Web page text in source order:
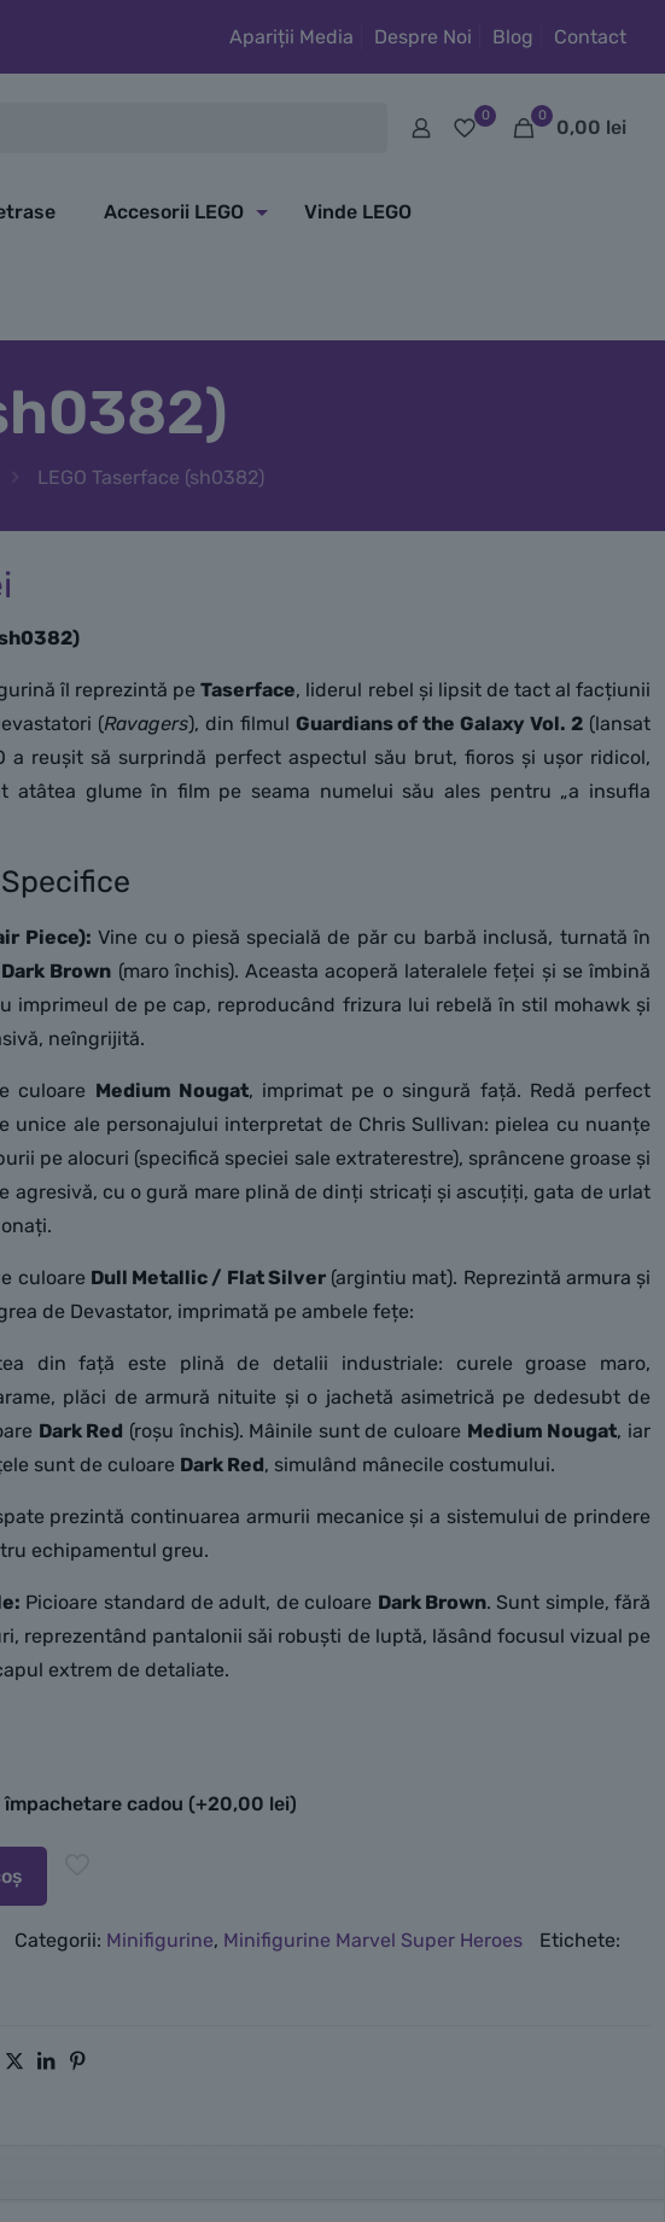
Apariții Media Despre Noi Blog Contact
0 0
0,00 lei
Accesorii LEGO Vinde LEGO
LEGO Taserface (sh0382)
îl reprezintă peTaserface, liderul rebel și lipsit de tact al facțiunii
(Ravagers), din filmul Guardians of the Galaxy Vol. 2 (lansat
a reușit să surprindă perfect aspectul său brut, fioros și ușor ridicol,
atâtea glume în film pe seama numelui său ales pentru „a insufla
Piece): Vine cu o piesă specială de păr cu barbă inclusă, turnată în
Dark Brown (maro închis). Aceasta acoperă lateralele feței și se îmbină
imprimeul de pe cap, reproducând frizura lui rebelă în stil mohawk și
neîngrijită.
culoare Medium Nougat, imprimat pe o singură față. Redă perfect
unice ale personajului interpretat de Chris Sullivan: pielea cu nuanțe
pe alocuri (specifică speciei sale extraterestre), sprâncene groase și
agresivă, cu o gură mare plină de dinți stricați și ascuțiți, gata de urlat
culoare Dull Metallic / Flat Silver(argintiu mat). Reprezintă armura și
de Devastator, imprimată pe ambele fețe:
din față este plină de detalii industriale: curele groase maro,
plăci de armură nituite și o jachetă asimetrică pe dedesubt de
Dark Red (roșu închis). Mâinile sunt de culoare Medium Nougat, iar
sunt de culoare Dark Red, simulând mânecile costumului.
prezintă continuarea armurii mecanice și a sistemului de prindere
echipamentul greu.
Picioare standard de adult, de culoare Dark Brown. Sunt simple, fără
reprezentând pantalonii săi robuști de luptă, lăsând focusul vizual pe
extrem de detaliate.
împachetare cadou (+20,00 lei)
Categorii: Minifigurine, Minifigurine Marvel Super Heroes Etichete: